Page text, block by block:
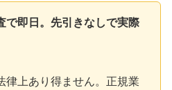
で即日。先引きなしで実際
律上あり得ません。正規業